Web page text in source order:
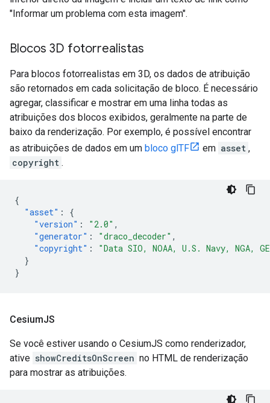
"Informar um problema com esta imagem".
Blocos 3D fotorrealistas
Para blocos fotorrealistas em 3D, os dados de atribuição
são retornados em cada solicitação de bloco. É necessário
agregar, classificar e mostrar em uma linha todas as
atribuições dos blocos exibidos, geralmente na parte de
baixo da renderização. Por exemplo, é possível encontrar
as atribuições de dados em um bloco glTF em asset ,
copyright .
{
"asset" :
{
"version" : "2.0" ,
"generator" : "draco_decoder" ,
"copyright" :
"Data SIO, NOAA, U.S. Navy, NGA,
}
}
CesiumJS
Se você estiver usando o CesiumJS como renderizador,
ative showCreditsOnScreen no HTML de renderização
para mostrar as atribuições.